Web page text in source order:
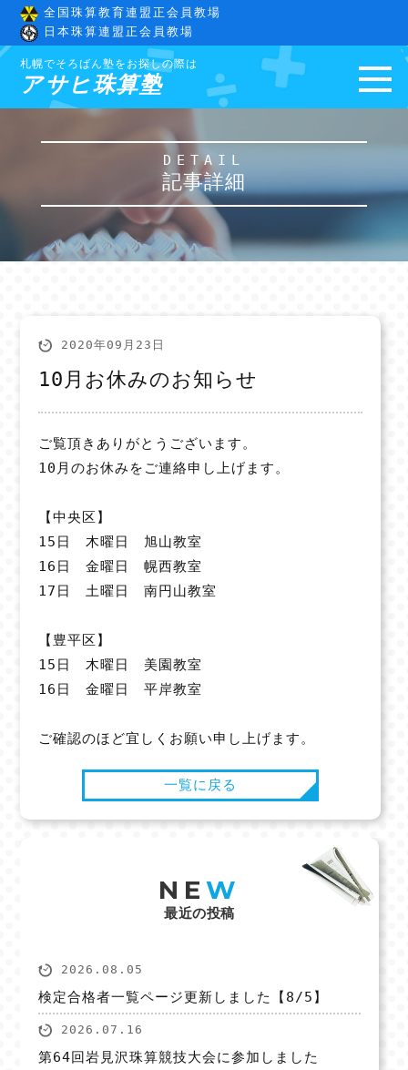
全国珠算教育連盟正会員教場
日本珠算連盟正会員教場
札幌でそろばん塾をお探しの際は
アサヒ珠算塾
DETAIL
記事詳細
2020年09月23日
10月お休みのお知らせ
ご覧頂きありがとうございます。
10月のお休みをご連絡申し上げます。
【中央区】
15日 木曜日 旭山教室
16日 金曜日 幌西教室
17日 土曜日 南円山教室
【豊平区】
15日 木曜日 美園教室
16日 金曜日 平岸教室
ご確認のほど宜しくお願い申し上げます。
一覧に戻る
NE W
最近の投稿
2026.08.05
検定合格者一覧ページ更新しました【8/5】
2026.07.16
第64回岩見沢珠算競技大会に参加しました